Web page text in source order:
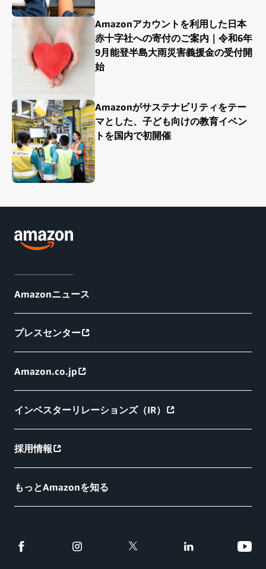
Amazonアカウントを利用した日本
赤十字社への寄付のご案内｜令和6年
9月能登半島大雨災害義援金の受付開
始
Amazonがサステナビリティをテー
マとした、子ども向けの教育イベン
トを国内で初開催
Amazonニュース
プレスセンター
Amazon.co.jp
インベスターリレーションズ（IR）
採用情報
もっとAmazonを知る